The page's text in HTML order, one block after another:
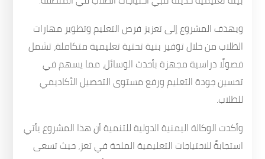
ويهدف المشروع إلى تعزيز فرص التعليم وتطوير مهارات
الطلاب من خلال توفير بنية تحتية تعليمية متكاملة، تشمل
فصولًا دراسية مجهزة بأحدث الوسائل، مما يسهم في
تحسين جودة التعليم ورفع مستوى التحصيل الأكاديمي
للطلاب.
وأكدت الوكالة اليمنية الدولية للتنمية أن هذا المشروع يأتي
استجابةً للاحتياجات التعليمية الملحة في تعز، حيث تسعى